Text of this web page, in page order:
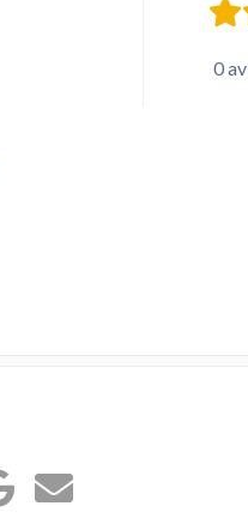
0